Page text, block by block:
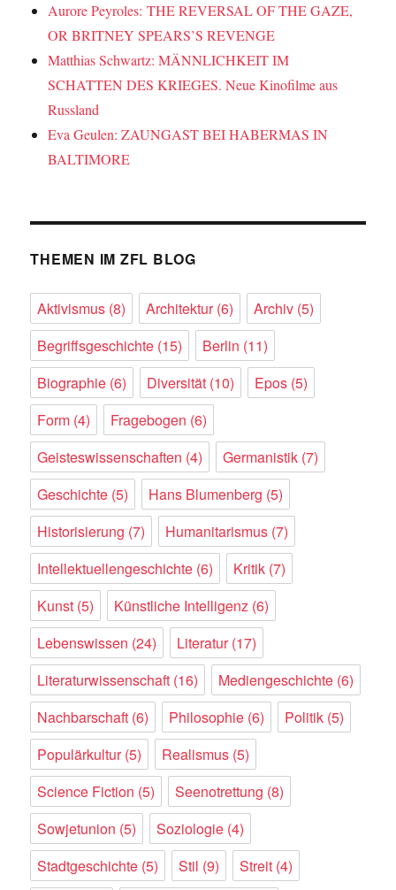
Aurore Peyroles: THE REVERSAL OF THE GAZE,
OR BRITNEY SPEARS’S REVENGE
Matthias Schwartz: MÄNNLICHKEIT IM
SCHATTEN DES KRIEGES. Neue Kinofilme aus
Russland
Eva Geulen: ZAUNGAST BEI HABERMAS IN
BALTIMORE
THEMEN IM ZFL BLOG
Aktivismus (8) Architektur(6) Archiv (5)
Begriffsgeschichte (15) Berlin (11)
Biographie (6) Diversität (10) Epos (5)
Form (4) Fragebogen (6)
Geisteswissenschaften (4) Germanistik (7)
Geschichte (5) Hans Blumenberg (5)
Historisierung (7) Humanitarismus (7)
Intellektuellengeschichte (6) Kritik (7)
Kunst (5) Künstliche Intelligenz (6)
Lebenswissen (24) Literatur(17)
Literaturwissenschaft (16) Mediengeschichte (6)
Nachbarschaft (6) Philosophie (6) Politik (5)
Populärkultur(5) Realismus (5)
Science Fiction (5) Seenotrettung (8)
Sowjetunion (5) Soziologie (4)
Stadtgeschichte (5) Stil (9) Streit (4)